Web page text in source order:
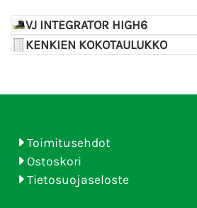
VJ INTEGRATOR HIGH6
KENKIEN KOKOTAULUKKO
Toimitusehdot
Ostoskori
Tietosuojaseloste